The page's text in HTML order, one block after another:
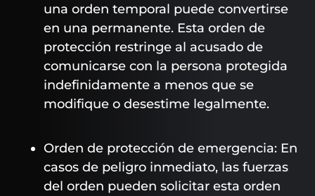
una orden temporal puede convertirse
en una permanente. Esta orden de
protección restringe al acusado de
comunicarse con la persona protegida
indefinidamente a menos que se
modifique o desestime legalmente.
Orden de protección de emergencia: En
casos de peligro inmediato, las fuerzas
del orden pueden solicitar esta orden